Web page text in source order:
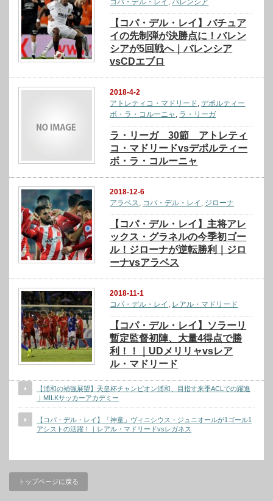
【コパ・デル・レイ】バチュア
イの先制弾が決勝点に！バレン
シアが5回戦へ｜バレンシア
vsCDエブロ
2018-4-2
アトレティコ・マドリード ,デポルティー
ボ・ラ・コルーニャ
ラ・リーガ
ラ・リーガ 30節 アトレティ
コ・マドリードvsデポルティー
ボ・ラ・コルーニャ
2018-12-6
アラベス
コパ・デル・レイ ジローナ
【コパ・デル・レイ】主将アレ
ックス・グラネルの今季初ゴー
ル！ジローナが逆転勝利｜ジロ
ーナvsアラベス
2018-11-1
コパ・デル・レイ
レアル・マドリード
【コパ・デル・レイ】ソラーリ
暫定監督初陣、大量4得点で勝
利！！｜UDメリリャvsレア
ル・マドリード
【浦和の補強展望】天皇杯チャンピオン浦和、目指す来季ACLでの躍進
｜MILKサッカーアカデミー
【コパ・デル・レイ】「神童」ヴィニシウス・ジュニオールが1ゴール1
アシストの活躍！｜レアル・マドリードvsレガネス
トップページに戻る